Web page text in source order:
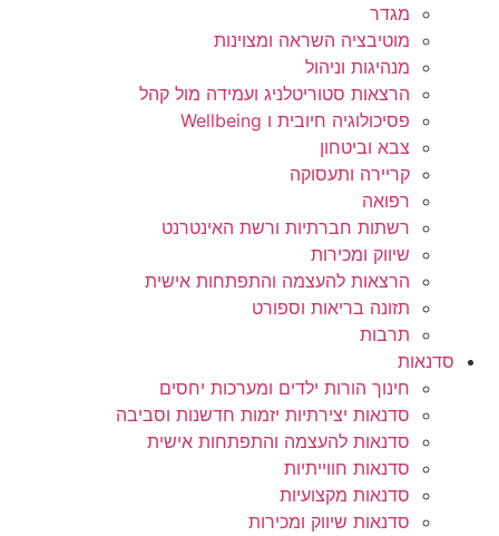
מגדר
מוטיבציה השראה ומצוינות
מנהיגות וניהול
הרצאות סטוריטלניג ועמידה מול קהל
פסיכולוגיה חיובית ו Wellbeing
צבא וביטחון
קריירה ותעסוקה
רפואה
רשתות חברתיות ורשת האינטרנט
שיווק ומכירות
הרצאות להעצמה והתפתחות אישית
תזונה בריאות וספורט
תרבות
סדנאות
חינוך הורות ילדים ומערכות יחסים
סדנאות יצירתיות יזמות חדשנות וסביבה
סדנאות להעצמה והתפתחות אישית
סדנאות חווייתיות
סדנאות מקצועיות
סדנאות שיווק ומכירות